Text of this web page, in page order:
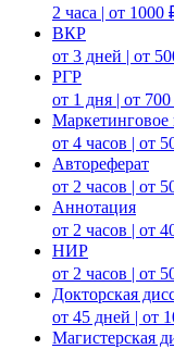
2 часа | от 1000
ВКР
от 3 дней | от
РГР
от 1 дня | от
Маркетинговое
от 4 часов | от
Автореферат
от 2 часов | от
Аннотация
от 2 часов | от
НИР
от 2 часов | от
Докторская
от 45 дней | от
Магистерская